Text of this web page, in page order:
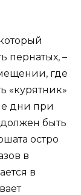
пернатых, –
где
«курятник»
дни при
должен быть
остро
в
в